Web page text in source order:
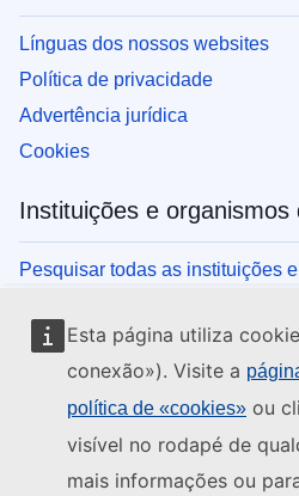
Esta página utiliza
conexão»). Visite a
política de «cookies» ou
visível no rodapé de
mais informações ou
Línguas dos nossos websites
Política de privacidade
Advertência jurídica
Cookies
Instituições e organismos
Pesquisar todas as instituições